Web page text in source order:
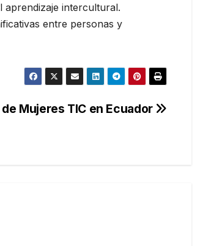
aprendizaje intercultural.
entre personas y
Mujeres TIC en Ecuador